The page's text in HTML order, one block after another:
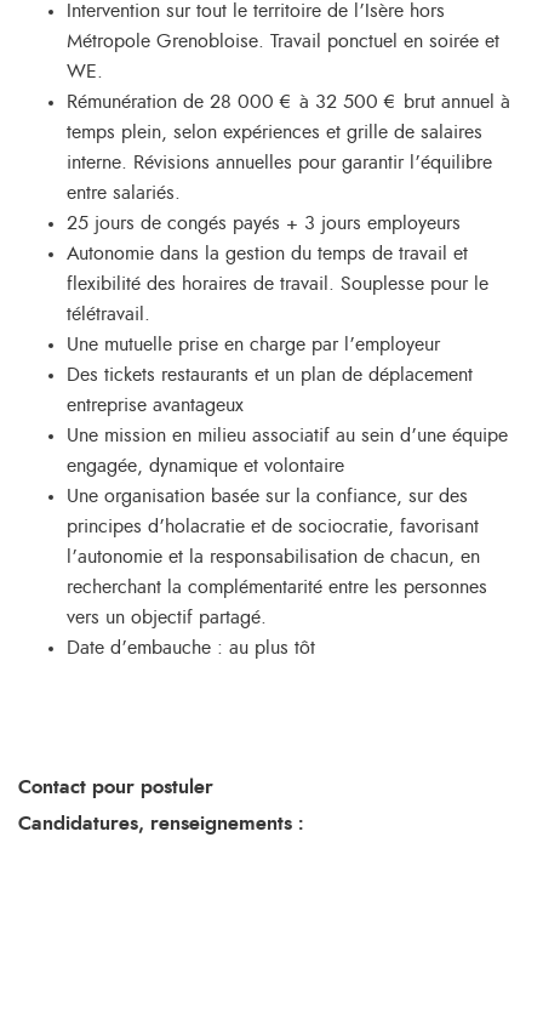
Intervention sur tout le territoire de l’Isère hors
Métropole Grenobloise. Travail ponctuel en soirée et
WE.
Rémunération de 28 000 € à 32 500 € brut annuel à
temps plein, selon expériences et grille de salaires
interne. Révisions annuelles pour garantir l’équilibre
entre salariés.
25 jours de congés payés + 3 jours employeurs
Autonomie dans la gestion du temps de travail et
flexibilité des horaires de travail. Souplesse pour le
télétravail.
Une mutuelle prise en charge par l’employeur
Des tickets restaurants et un plan de déplacement
entreprise avantageux
Une mission en milieu associatif au sein d’une équipe
engagée, dynamique et volontaire
Une organisation basée sur la confiance, sur des
principes d’holacratie et de sociocratie, favorisant
l’autonomie et la responsabilisation de chacun, en
recherchant la complémentarité entre les personnes
vers un objectif partagé.
Date d’embauche : au plus tôt
Contact pour postuler
Candidatures, renseignements :